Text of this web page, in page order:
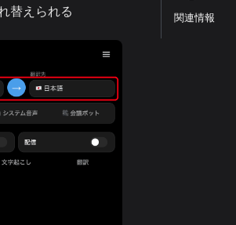
替えられる
関連情報